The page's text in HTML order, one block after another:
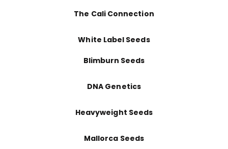
The Cali Connection
White Label Seeds
Blimburn Seeds
DNA Genetics
Heavyweight Seeds
Mallorca Seeds